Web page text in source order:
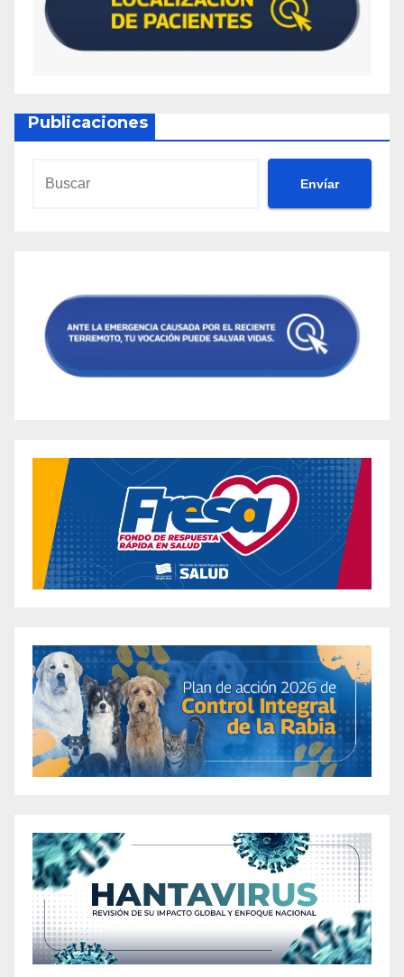
Publicaciones
Envíar